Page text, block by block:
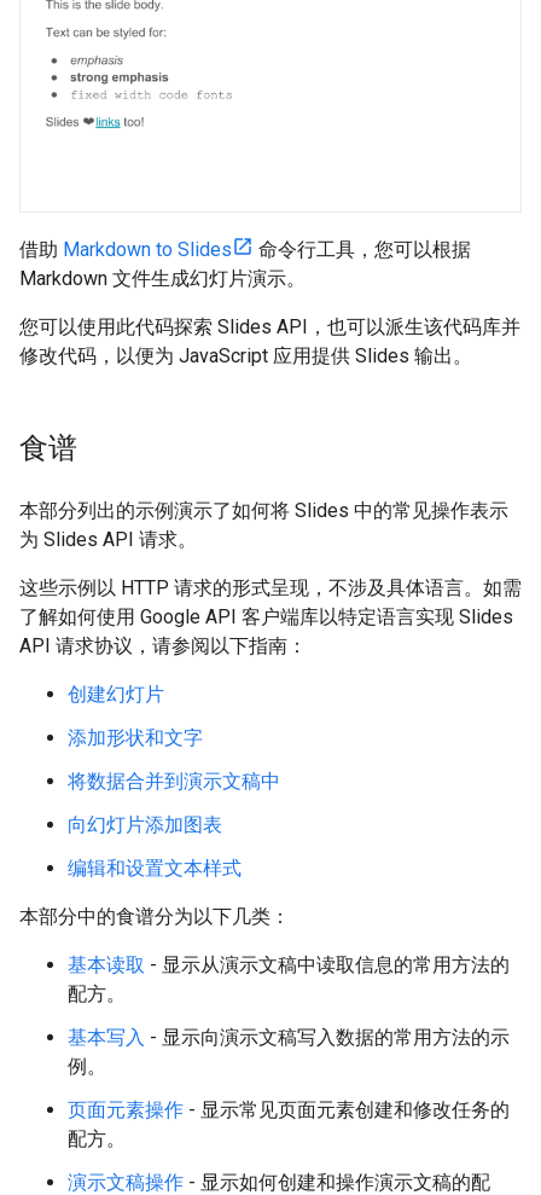
借助 Markdown to Slides
命令行工具，您可以根据
Markdown 文件生成幻灯片演示。
您可以使用此代码探索 Slides API，也可以派生该代码库并
修改代码，以便为 JavaScript 应用提供 Slides 输出。
食谱
本部分列出的示例演示了如何将 Slides 中的常见操作表示
为 Slides API 请求。
这些示例以 HTTP 请求的形式呈现，不涉及具体语言。如需
了解如何使用 Google API 客户端库以特定语言实现 Slides
API 请求协议，请参阅以下指南：
创建幻灯片
添加形状和文字
将数据合并到演示文稿中
向幻灯片添加图表
编辑和设置文本样式
本部分中的食谱分为以下几类：
基本读取 - 显示从演示文稿中读取信息的常用方法的
配方。
基本写入 - 显示向演示文稿写入数据的常用方法的示
例。
页面元素操作 - 显示常见页面元素创建和修改任务的
配方。
演示文稿操作 - 显示如何创建和操作演示文稿的配